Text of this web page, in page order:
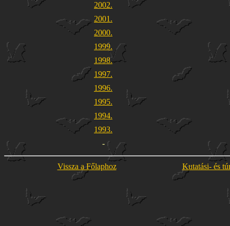
2002.
2001.
2000.
1999.
1998.
1997.
1996.
1995.
1994.
1993.
-
Vissza a Főlaphoz Kutatási- és